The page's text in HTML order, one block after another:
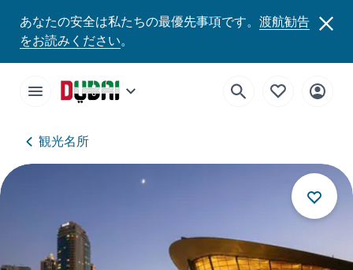
あなたの安全は私たちの最優先事項です。 渡航勧告
をお読みください。
観光名所